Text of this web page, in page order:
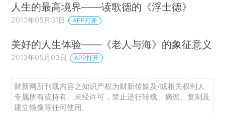
人生的最高境界——读歌德的《浮士德》
2013年05月31日 APP打开
美好的人生体验——《老人与海》的象征意义
2013年05月03日 APP打开
财新网所刊载内容之知识产权为财新传媒及/或相关权利人
专属所有或持有。未经许可，禁止进行转载、摘编、复制及
建立镜像等任何使用。